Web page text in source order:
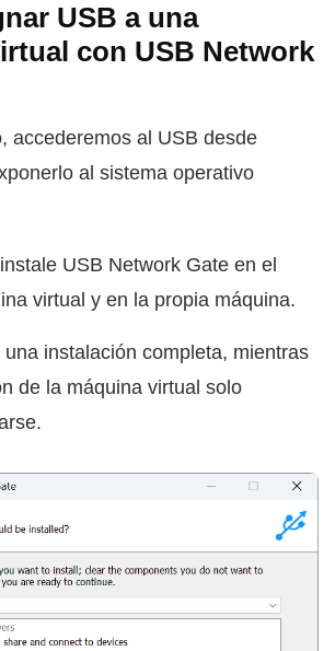
USB a una
con USB Network
accederemos al USB desde
al sistema operativo
USB Network Gate en el
virtual y en la propia máquina.
instalación completa, mientras
de la máquina virtual solo